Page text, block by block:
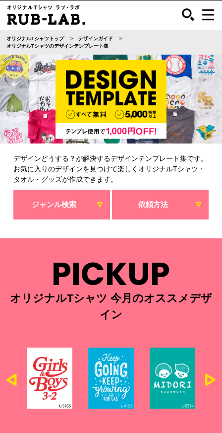
オリジナルTシャツトップ
デザインガイド
オリジナルTシャツのデザインテンプレート集
デザインどうする？が解決するデザインテンプレート集です。
お気に入りのデザインを見つけて楽しくオリジナルTシャツ・
タオル・グッズが作成できます。
ジャンル検索 依頼方法
PICKUP
オリジナルTシャツ 今月のオススメデザ
イン